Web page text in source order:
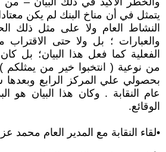
يتمثل في أن مناخ البنك لم يكن
النشاط العام ولا على مثل ذلك
والعبارات ؛ بل ولا حتى
الفعلية كما فعل هذا البيان؛ بل
من نوعية ( انتخبوا خير من يمثلكم ).
بحصولي علي المركز الرابع
عام النقابة . وكان هذا البيان هو
الوقائع.
•لقاء النقابة مع المدير العام محمد